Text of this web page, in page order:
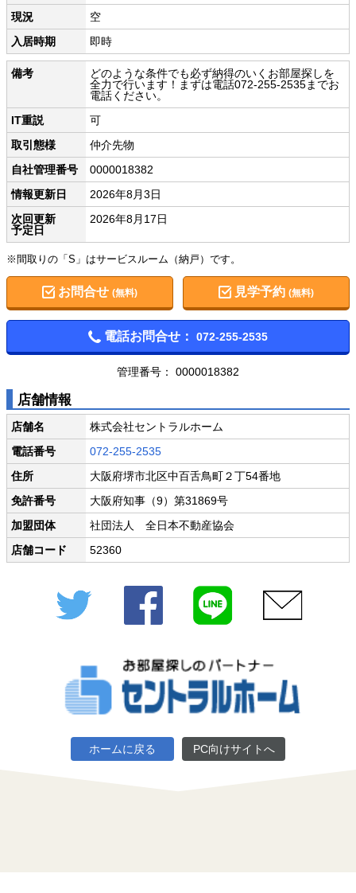
現況
空
入居時期
即時
備考
どのような条件でも必ず納得のいくお部屋探しを
全力で行います！まずは電話072-255-2535までお
電話ください。
IT重説
可
取引態様
仲介先物
自社管理番号
0000018382
情報更新日
2026年8月3日
次回更新
予定日
2026年8月17日
※間取りの「S」はサービスルーム（納戸）です。
お問合せ (無料) 見学予約(無料)
電話お問合せ： 072-255-2535
管理番号： 0000018382
店舗情報
店舗名
株式会社セントラルホーム
電話番号
072-255-2535
住所
大阪府堺市北区中百舌鳥町２丁54番地
免許番号
大阪府知事（9）第31869号
加盟団体
社団法人 全日本不動産協会
店舗コード
52360
Twitter Facebook
ホームに戻る PC向けサイトへ